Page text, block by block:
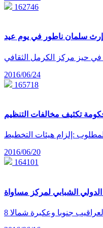
162746
2016/06/24
165718
2016/06/20
164101
جنوبا وعكبرة شمالا